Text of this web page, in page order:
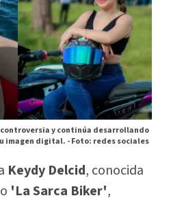
y continúa desarrollando
imagen digital. -Foto: redes sociales
Keydy Delcid, conocida
'La Sarca Biker',